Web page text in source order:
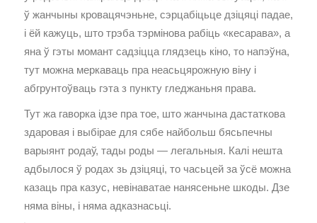
ў жанчыны кровацячэньне, сэрцабіцьце дзіцяці падае,
і ёй кажуць, што трэба тэрмінова рабіць «кесарава», а
яна ў гэты момант садзіцца глядзець кіно, то напэўна,
тут можна меркаваць пра неасьцярожную віну і
абгрунтоўваць гэта з пункту гледжаньня права.
Тут жа гаворка ідзе пра тое, што жанчына дастаткова
здаровая і выбірае для сябе найбольш бясьпечны
варыянт родаў, тады роды — легальныя. Калі нешта
адбылося ў родах зь дзіцяці, то часьцей за ўсё можна
казаць пра казус, невінаватае нанясеньне шкоды. Дзе
няма віны, і няма адказнасьці.